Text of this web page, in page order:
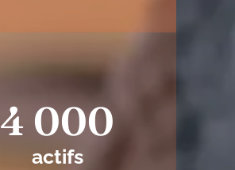
4 000
actifs